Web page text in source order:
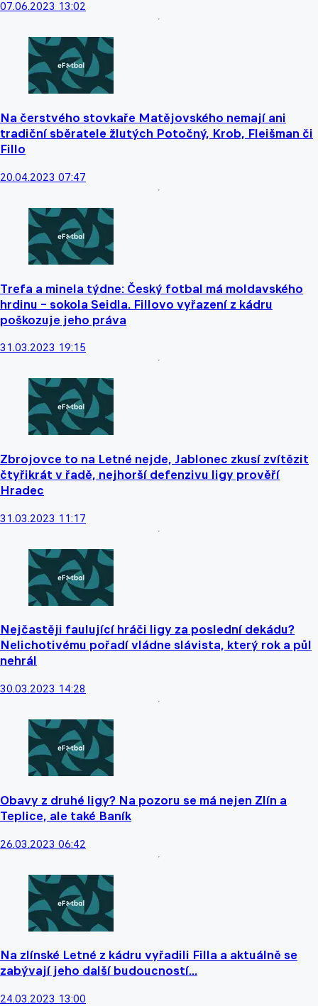
07.06.2023 13:02
Na čerstvého stovkaře Matějovského nemají ani
tradiční sběratele žlutých Potočný, Krob, Fleišman či
Fillo
20.04.2023 07:47
Trefa a minela týdne: Český fotbal má moldavského
hrdinu – sokola Seidla. Fillovo vyřazení z kádru
poškozuje jeho práva
31.03.2023 19:15
Zbrojovce to na Letné nejde, Jablonec zkusí zvítězit
čtyřikrát v řadě, nejhorší defenzivu ligy prověří
Hradec
31.03.2023 11:17
Nejčastěji faulující hráči ligy za poslední dekádu?
Nelichotivému pořadí vládne slávista, který rok a půl
nehrál
30.03.2023 14:28
Obavy z druhé ligy? Na pozoru se má nejen Zlín a
Teplice, ale také Baník
26.03.2023 06:42
Na zlínské Letné z kádru vyřadili Filla a aktuálně se
zabývají jeho další budoucností...
24.03.2023 13:00